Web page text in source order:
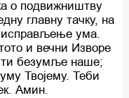
о подвижништву
главну тачку, на
ума.
и вечни Изворе
безумље наше;
Твојему. Теби
Амин.